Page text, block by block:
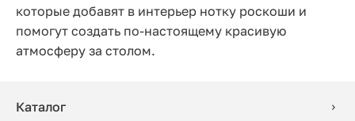
которые добавят в интерьер нотку роскоши и
помогут создать по-настоящему красивую
атмосферу за столом.
Каталог